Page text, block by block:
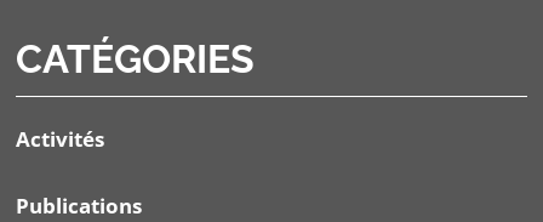
CATÉGORIES
Activités
Publications